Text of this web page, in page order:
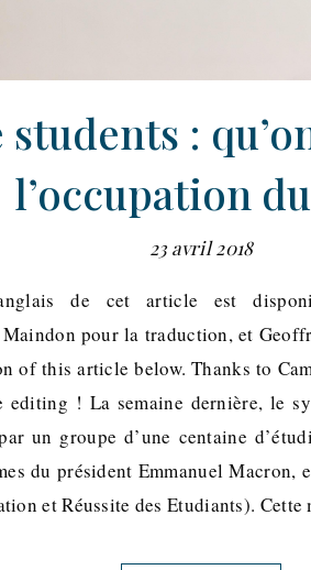
students :
l’occupation du
23 avril 2018
de cet article est
Maindon pour la traduction, et
of this article below. Thanks to
! La semaine dernière, le
un groupe d’une centaine
du président Emmanuel
et Réussite des Etudiants).